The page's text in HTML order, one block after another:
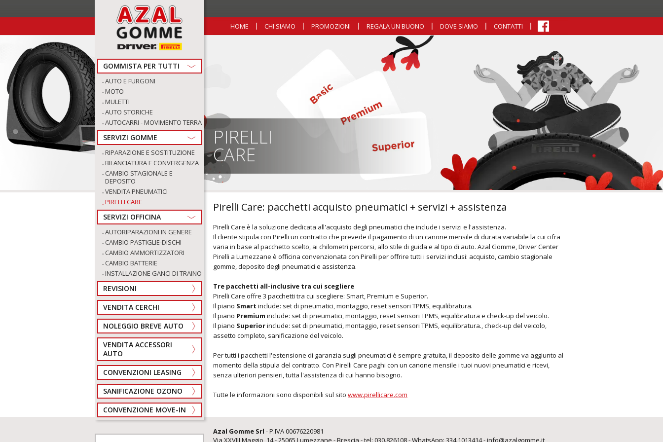
GOMMISTA PER TUTTI
AUTO E FURGONI
MOTO
MULETTI
AUTO STORICHE
AUTOCARRI - MOVIMENTO TERRA
SERVIZI GOMME
RIPARAZIONE E SOSTITUZIONE
BILANCIATURA E CONVERGENZA
CAMBIO STAGIONALE E
DEPOSITO
VENDITA PNEUMATICI
PIRELLI CARE
SERVIZI OFFICINA
AUTORIPARAZIONI IN GENERE
CAMBIO PASTIGLIE-DISCHI
CAMBIO AMMORTIZZATORI
CAMBIO BATTERIE
INSTALLAZIONE GANCI DI TRAINO
REVISIONI
VENDITA CERCHI
NOLEGGIO BREVE AUTO
VENDITA ACCESSORI
AUTO
CONVENZIONI LEASING
SANIFICAZIONE OZONO
CONVENZIONE MOVE-IN
HOME CHI SIAMO PROMOZIONI REGALA UN BUONO DOVE SIAMO CONTATTI
PIRELLI
CARE
Pirelli Care: pacchetti acquisto pneumatici + servizi + assistenza
Pirelli Care è la soluzione dedicata all'acquisto degli pneumatici che include i servizi e l'assistenza.
Il cliente stipula con Pirelli un contratto che prevede il pagamento di un canone mensile di durata variabile la cui cifra
varia in base al pacchetto scelto, ai chilometri percorsi, allo stile di guida e al tipo di auto. Azal Gomme, Driver Center
Pirelli a Lumezzane è officina convenzionata con Pirelli per offrire tutti i servizi inclusi: acquisto, cambio stagionale
gomme, deposito degli pneumatici e assistenza.
Tre pacchetti all-inclusive tra cui scegliere
Pirelli Care offre 3 pacchetti tra cui scegliere: Smart, Premium e Superior.
Il piano Smart include: set di pneumatici, montaggio, reset sensori TPMS, equilibratura.
Il piano Premium include: set di pneumatici, montaggio, reset sensori TPMS, equilibratura e check-up del veicolo.
Il piano Superiorinclude: set di pneumatici, montaggio, reset sensori TPMS, equilibratura., check-up del veicolo,
assetto completo, sanificazione del veicolo.
Per tutti i pacchetti l'estensione di garanzia sugli pneumatici è sempre gratuita, il deposito delle gomme va aggiunto al
momento della stipula del contratto. Con Pirelli Care paghi con un canone mensile i tuoi nuovi pneumatici e ricevi,
senza ulteriori pensieri, tutta l'assistenza di cui hanno bisogno.
Tutte le informazioni sono disponibili sul sito www.pirellicare.com
Azal Gomme Srl - P.IVA 00676220981
Via XXVIII Maggio, 14-25065 Lumezzane - Brescia - tel: 030.826108- WhatsApp: 334.1013414-info@azalgomme.it